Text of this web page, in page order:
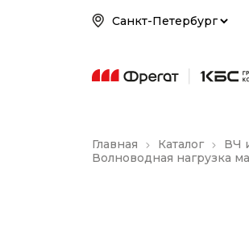
Главная Каталог ВЧ
Волноводная нагрузка